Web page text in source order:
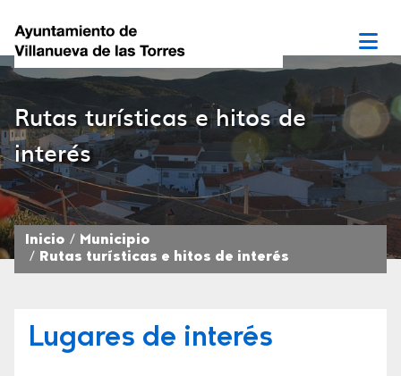
Rutas turísticas e hitos de
interés
Inicio
Municipio
Rutas turísticas e hitos de interés
Lugares de interés